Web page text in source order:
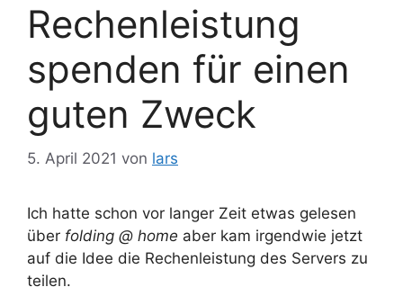
Rechenleistung
spenden für einen
guten Zweck
5. April 2021 von lars
Ich hatte schon vor langer Zeit etwas gelesen
über folding @ home aber kam irgendwie jetzt
auf die Idee die Rechenleistung des Servers zu
teilen.